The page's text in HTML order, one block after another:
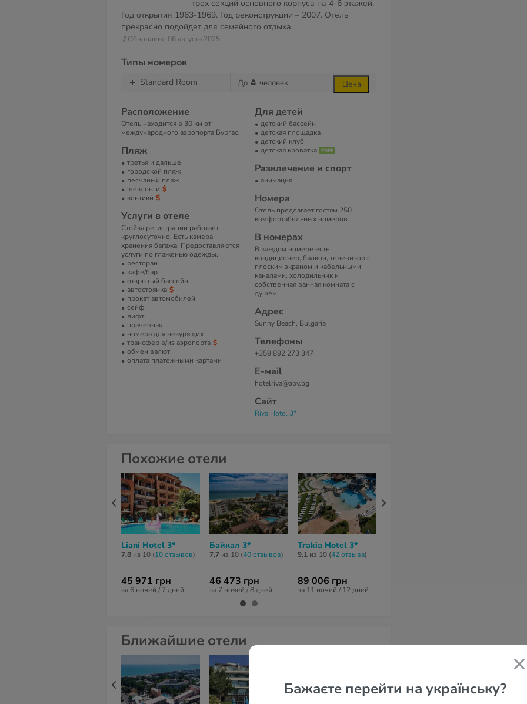
Бажаєте перейти на українську?
трех секций основного корпуса на 4-6 этажей.
Год открытия 1963-1969. Год реконструкции – 2007. Отель
прекрасно подойдет для семейного отдыха.
// Обновлено 06 августа 2025
Типы номеров
Standard Room До человек Цена
Расположение
Отель находится в 30 км от
международного аэропорта Бургас.
Пляж
третья и дальше
городской пляж
песчаный пляж
шезлонги
зонтики
Услуги в отеле
Стойка регистрации работает
круглосуточно. Есть камера
хранения багажа. Предоставляются
услуги по глаженью одежды.
ресторан
кафе/бар
открытый бассейн
автостоянка
прокат автомобилей
сейф
лифт
прачечная
номера для некурящих
трансфер в/из аэропорта
обмен валют
оплата платежными картами
Для детей
детский бассейн
детская площадка
детский клуб
детская кроватка
Развлечение и спорт
анимация
Номера
Отель предлагает гостям 250
комфортабельных номеров.
В номерах
В каждом номере есть
кондиционер, балкон, телевизор с
плоским экраном и кабельными
каналами, холодильник и
собственная ванная комната с
душем.
Адрес
Sunny Beach, Bulgaria
Телефоны
+359 892 273 347
Е-маil
hotelriva@abv.bg
Сайт
Riva Hotel 3*
Похожие отели
Liani Hotel 3*
7,8 из 10 (10 отзывов)
45 971 грн
за 6 ночей / 7 дней
Байкал 3*
7,7 из 10 (40 отзывов)
46 473 грн
за 7 ночей / 8 дней
Trakia Hotel 3*
9,1 из 10 (42 отзывa)
89 006 грн
за 11 ночей / 12 дней
Ближайшие отели